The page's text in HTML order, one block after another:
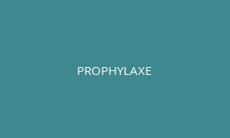
PROPHYLAXE